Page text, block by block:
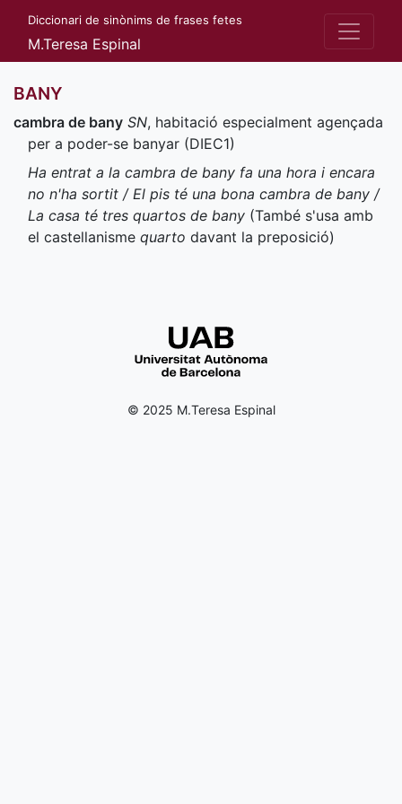
Diccionari de sinònims de frases fetes
M.Teresa Espinal
BANY
cambra de bany SN, habitació especialment agençada
per a poder-se banyar (DIEC1)
Ha entrat a la cambra de bany fa una hora i encara
no n'ha sortit / El pis té una bona cambra de bany /
La casa té tres quartos de bany (També s'usa amb
el castellanisme quarto davant la preposició)
© 2025 M.Teresa Espinal